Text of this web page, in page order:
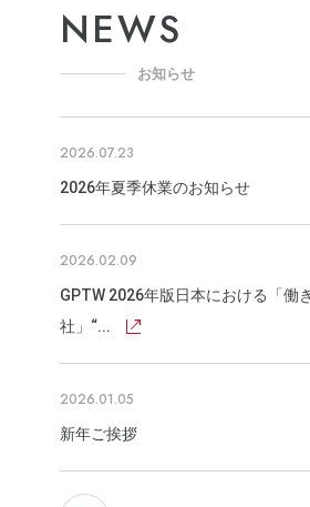
NEWS
お知らせ
2026.07.23
2026年夏季休業のお知らせ
2026.02.09
GPTW 2026年版日本における「働
社」“...
2026.01.05
新年ご挨拶